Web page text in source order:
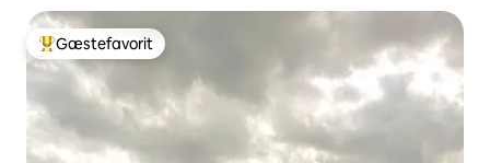
Bedste gæstefavorit
Gæstefavorit